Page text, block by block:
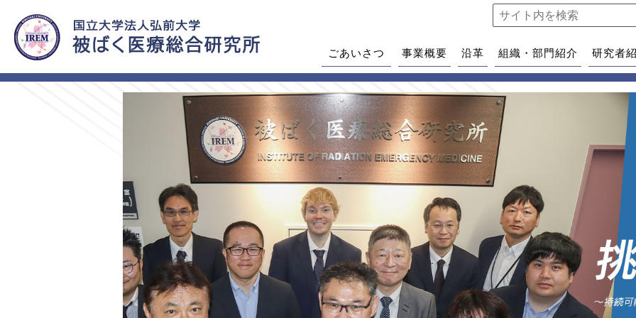
ごあいさつ 事業概要 沿革 組織・部門紹介 研究者